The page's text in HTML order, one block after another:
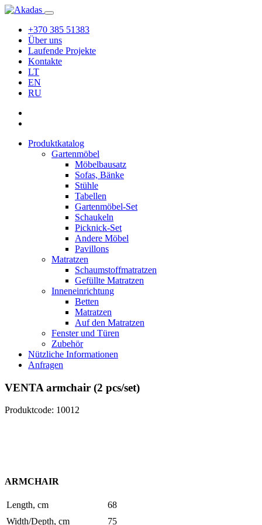
+370 385 51383
Über uns
Laufende Projekte
Kontakte
LT
EN
RU
Produktkatalog
Gartenmöbel
Möbelbausatz
Sofas, Bänke
Stühle
Tabellen
Gartenmöbel-Set
Schaukeln
Picknick-Set
Andere Möbel
Pavillons
Matratzen
Schaumstoffmatratzen
Gefüllte Matratzen
Inneneinrichtung
Betten
Matratzen
Auf den Matratzen
Fenster und Türen
Zubehör
Nützliche Informationen
Anfragen
VENTA armchair (2 pcs/set)
Produktcode: 10012
ARMCHAIR
Length, cm
68
Width/Depth, cm
75